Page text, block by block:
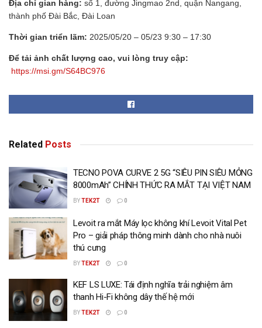
Địa chỉ gian hàng: số 1, đường Jingmao 2nd, quận Nangang,
thành phố Đài Bắc, Đài Loan
Thời gian triển lãm: 2025/05/20 – 05/23 9:30 – 17:30
Để tải ảnh chất lượng cao, vui lòng truy cập:
https://msi.gm/S64BC976
Related Posts
TECNO POVA CURVE 2 5G “SIÊU PIN SIÊU MỎNG
8000mAh” CHÍNH THỨC RA MẮT TẠI VIỆT NAM
BYTEK2T 0
Levoit ra mắt Máy lọc không khí Levoit Vital Pet
Pro – giải pháp thông minh dành cho nhà nuôi
thú cưng
BYTEK2T 0
KEF LS LUXE: Tái định nghĩa trải nghiệm âm
thanh Hi-Fi không dây thế hệ mới
BYTEK2T 0